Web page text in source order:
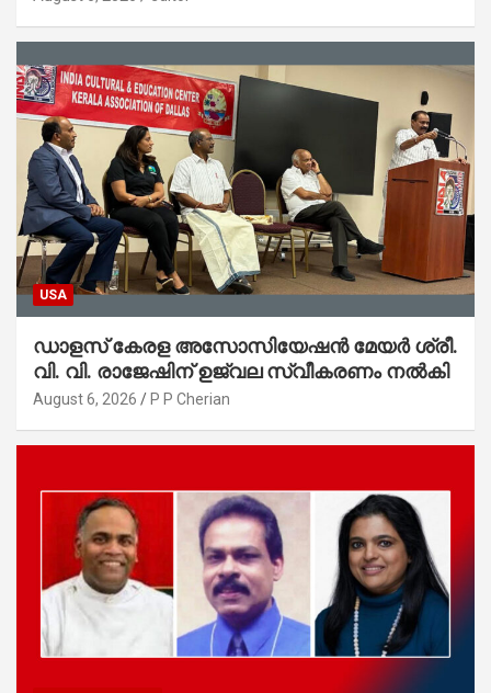
USA
ഡാളസ് കേരള അസോസിയേഷൻ മേയർ ശ്രീ.
വി. വി. രാജേഷിന് ഉജ്വല സ്വീകരണം നൽകി
August 6, 2026 P P Cherian